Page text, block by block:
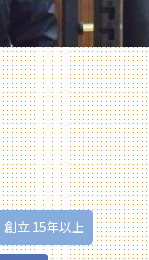
創立:15年以上